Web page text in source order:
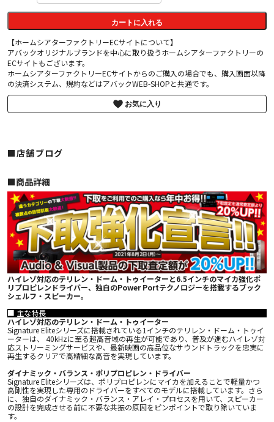
カートに入れる
【ホームシアターファクトリーECサイトについて】
アバックオリジナルブランドを中心に取り扱うホームシアターファクトリーの
ECサイトもございます。
ホームシアターファクトリーECサイトからのご購入の場合でも、購入画面以降
の決済システム、規約などはアバックWEB-SHOPと共通です。
お気に入り
■店舗ブログ
■︎商品詳細
ハイレゾ対応のテリレン・ドーム・トゥイーターと6.5インチのマイカ強化ポ
リプロピレンドライバー、独自のPower Portテクノロジーを搭載するブック
シェルフ・スピーカー。
■ 主な特長
ハイレゾ対応のテリレン・ドーム・トゥイーター
Signature Eliteシリーズに搭載されている1インチのテリレン・ドーム・トゥイ
ーターは、 40kHzに至る超高音域の再生が可能であり、普及が進むハイレゾ対
応ストリーミングサービスや、最新映画の高品位なサウンドトラックを忠実に
再生するクリアで高精細な高音を実現しています。
ダイナミック・バランス・ポリプロピレン・ドライバー
Signature Eliteシリーズは、ポリプロピレンにマイカを加えることで軽量かつ
高剛性を実現した専用のドライバーをすべてのモデルに搭載しています。さら
に、独自のダイナミック・バランス・アレイ・プロセスを用いて、スピーカー
の設計を完成させる前に不要な共振の原因をピンポイントで取り除いていま
す。